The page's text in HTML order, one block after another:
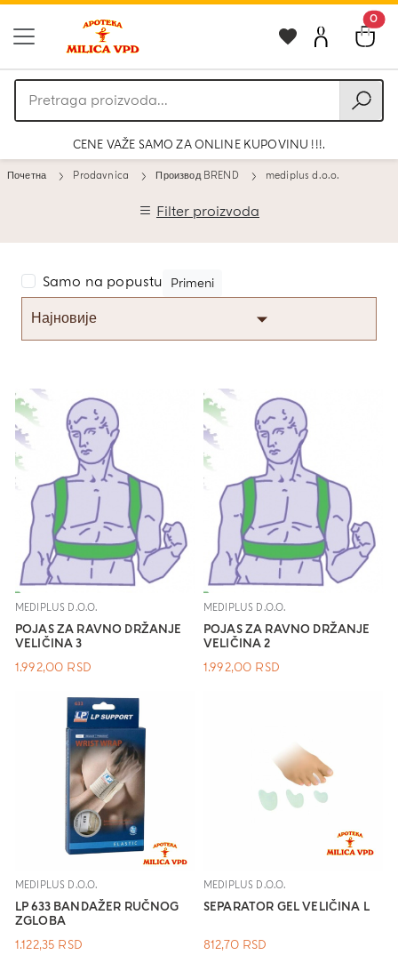
0
Pretraga
proizvoda
CENE VAŽE SAMO ZA ONLINE KUPOVINU !!!.
Почетна Prodavnica Производ BREND mediplus d.o.o.
Filter proizvoda
Samo na popustu Primeni
MEDIPLUS D.O.O.
POJAS ZA RAVNO DRŽANJE
VELIČINA 3
1.992,00 RSD
MEDIPLUS D.O.O.
POJAS ZA RAVNO DRŽANJE
VELIČINA 2
1.992,00 RSD
MEDIPLUS D.O.O.
LP 633 BANDAŽER RUČNOG
ZGLOBA
1.122,35 RSD
MEDIPLUS D.O.O.
SEPARATOR GEL VELIČINA L
812,70 RSD